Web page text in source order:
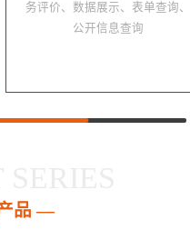
务评价、数据展示、表单查询、
公开信息查询
品 —